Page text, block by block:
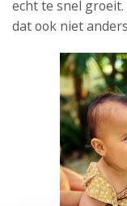
echt te snel groeit.
dat ook niet